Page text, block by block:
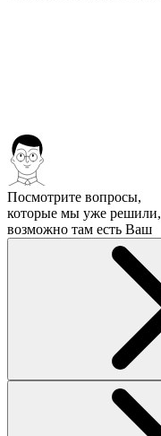
Посмотрите вопросы,
которые мы уже решили,
возможно там есть Ваш